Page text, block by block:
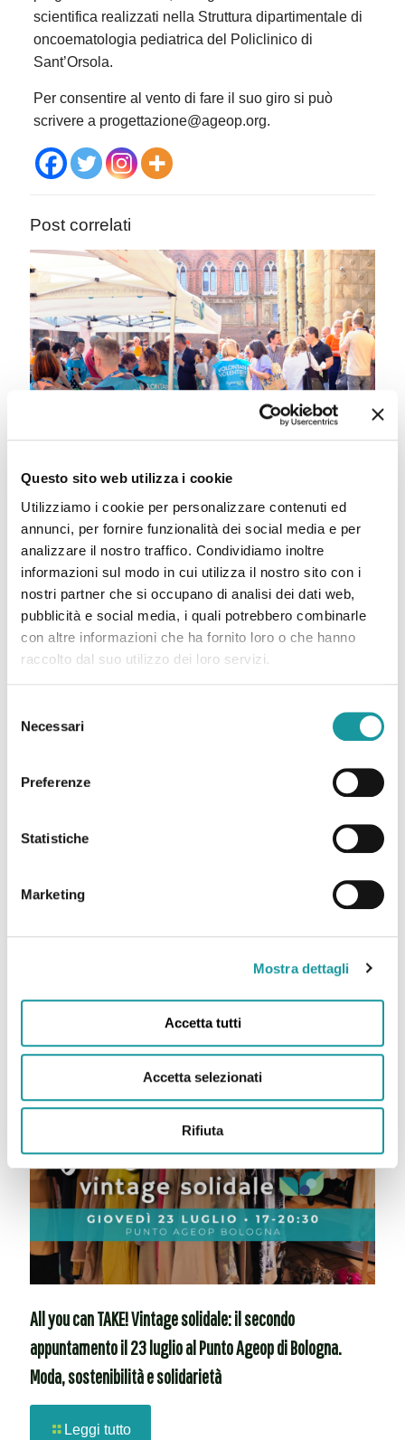
Questo sito web utilizza i cookie
Utilizziamo i cookie per personalizzare contenuti ed
annunci, per fornire funzionalità dei social media e per
analizzare il nostro traffico. Condividiamo inoltre
informazioni sul modo in cui utilizza il nostro sito con i
nostri partner che si occupano di analisi dei dati web,
pubblicità e social media, i quali potrebbero combinarle
con altre informazioni che ha fornito loro o che hanno
raccolto dal suo utilizzo dei loro servizi.
delNecessari
Preferenze
Statistiche
Marketing
Mostra dettagli
Accetta tutti
Accetta selezionati
Rifiuta
scientifica realizzati nella Struttura dipartimentale di
oncoematologia pediatrica del Policlinico di
Sant’Orsola.
Per consentire al vento di fare il suo giro si può
scrivere a progettazione@ageop.org.
Post correlati
Eventi agosto
Leggi tutto
Luglio è il mese internazionale di sensibilizzazione sui
All you can TAKE! Vintage solidale: il secondo
appuntamento il 23 luglio al Punto Ageop di Bologna.
Moda, sostenibilità e solidarietà
Leggi tutto